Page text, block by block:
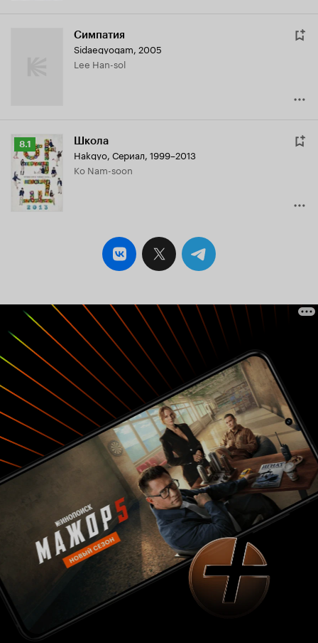
Симпатия
Sidaegyogam, 2005
Lee Han-sol
Рейтинг
Кинопоиска
8.1
8.1 Школа
Hakgyo, Сериал, 1999–2013
Ko Nam-soon